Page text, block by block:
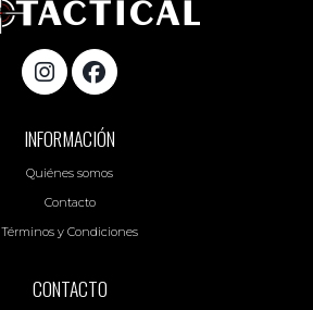
INFORMACIÓN
Quiénes somos
Contacto
Términos y Condiciones
CONTACTO